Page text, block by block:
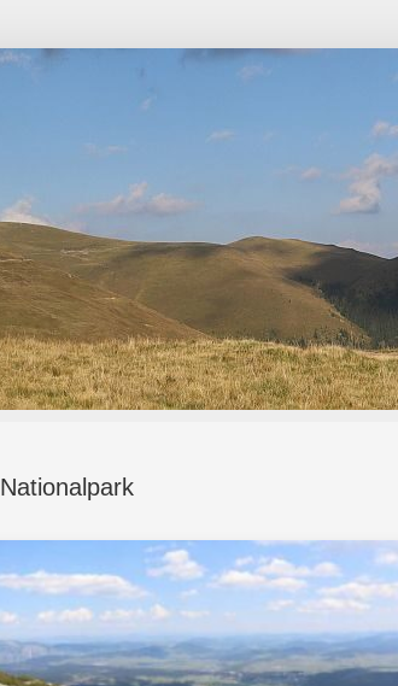
Nationalpark